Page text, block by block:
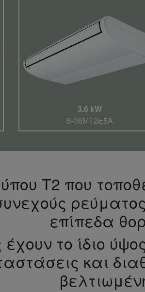
3.6 kW
S-36MT2E5A
T2 που
επίπεδα
το ίδιο
και